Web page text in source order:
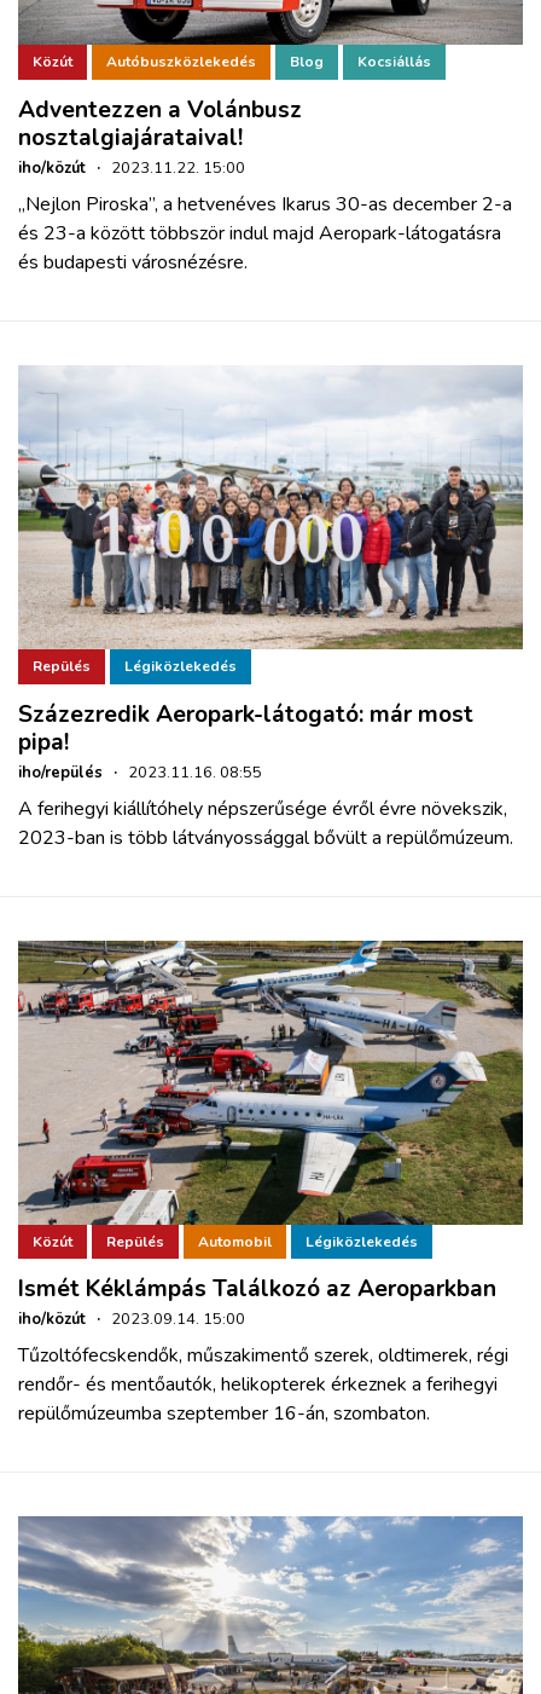
Közút Autóbuszközlekedés Blog Kocsiállás
Adventezzen a Volánbusz
nosztalgiajárataival!
iho/közút · 2023.11.22. 15:00
„Nejlon Piroska”, a hetvenéves Ikarus 30-as december 2-a
és 23-a között többször indul majd Aeropark-látogatásra
és budapesti városnézésre.
Repülés Légiközlekedés
Százezredik Aeropark-látogató: már most
pipa!
iho/repülés · 2023.11.16. 08:55
A ferihegyi kiállítóhely népszerűsége évről évre növekszik,
2023-ban is több látványossággal bővült a repülőmúzeum.
Közút Repülés Automobil Légiközlekedés
Ismét Kéklámpás Találkozó az Aeroparkban
iho/közút · 2023.09.14. 15:00
Tűzoltófecskendők, műszakimentő szerek, oldtimerek, régi
rendőr- és mentőautók, helikopterek érkeznek a ferihegyi
repülőmúzeumba szeptember 16-án, szombaton.